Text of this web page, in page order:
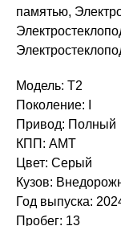
памятью,
Модель: T2
Поколение: I
Привод: Полный
КПП: AMT
Цвет: Серый
Кузов:
Год выпуска:
Пробег: 13